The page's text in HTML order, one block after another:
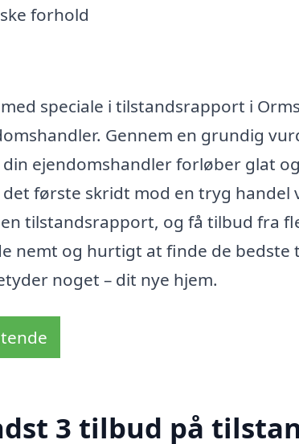
forhold
speciale i tilstandsrapport i
Gennem en grundig
ejendomshandler forløber glat
første skridt mod en tryg handel
tilstandsrapport, og få tilbud fra
nemt og hurtigt at finde de bedste
noget – dit nye hjem.
3 tilbud på